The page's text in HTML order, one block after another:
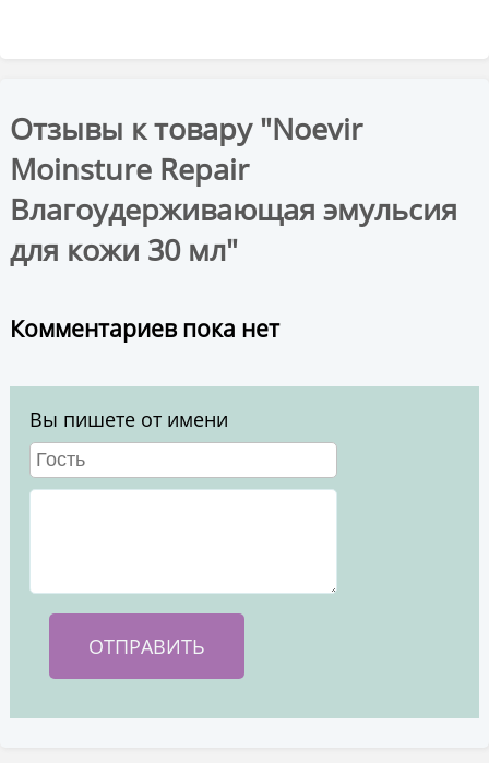
Отзывы к товару "Noevir
Moinsture Repair
Влагоудерживающая эмульсия
для кожи 30 мл"
Комментариев пока нет
Вы пишете от имени